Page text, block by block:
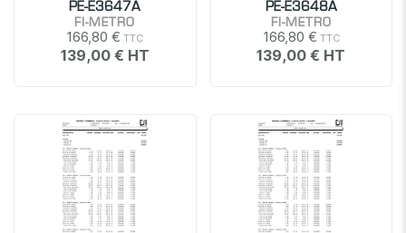
PE-E3647A
FI-METRO
166,80 €
139,00 €
PE-E3648A
FI-METRO
166,80 €
139,00 €